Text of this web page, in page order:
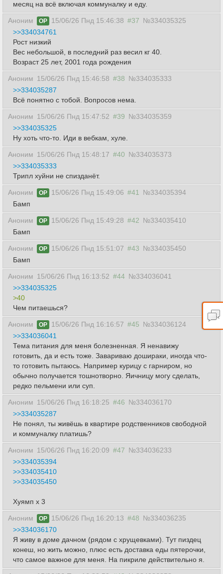
месяц на всё включая коммуналку и еду.
Аноним OP 15/06/26 Пнд 15:46:38 #37 №334035325
>>334034761
Рост низкий
Вес небольшой, в последний раз весил кг 40.
Возраст 25 лет, 2001 года рождения
Аноним 15/06/26 Пнд 15:46:58 #38 №334035333
>>334035287
Всё понятно с тобой. Вопросов нема.
Аноним 15/06/26 Пнд 15:47:52 #39 №334035359
>>334035325
Ну хоть что-то. Иди в вебкам, хуле.
Аноним 15/06/26 Пнд 15:48:17 #40 №334035373
>>334035333
Трипл хуйни не спизданёт.
Аноним OP 15/06/26 Пнд 15:49:06 #41
№334035394
Бамп
Аноним OP 15/06/26 Пнд 15:49:28 #42 №334035410
Бамп
Аноним OP 15/06/26 Пнд 15:51:07 #43 №334035450
Бамп
Аноним 15/06/26 Пнд 16:13:52 #44 №334036041
>>334035325
>40
Чем питаешься?
Аноним OP 15/06/26 Пнд 16:16:57 #45 №334036124
>>334036041
Тема питания для меня болезненная. Я ненавижу
готовить, да и есть тоже. Завариваю дошираки, иногда что-
то готовить пытаюсь. Например курицу с гарниром, но
обычно получается тошнотворно. Яичницу могу сделать,
редко пельмени или суп.
Аноним 15/06/26 Пнд 16:18:25 #46 №334036170
>>334035287
Не понял, ты живёшь в квартире родственников свободной
и коммуналку платишь?
Аноним 15/06/26 Пнд 16:20:09 #47 №334036233
>>334035394
>>334035410
>>334035450
Хуямп х 3
Аноним OP 15/06/26 Пнд 16:20:13 #48 №334036235
>>334036170
Я живу в доме дачном (рядом с хрущевками). Тут пиздец
конеш, но жить можно, плюс есть доставка еды пятерочки,
что самое важное для меня. На пикриле действительно я.